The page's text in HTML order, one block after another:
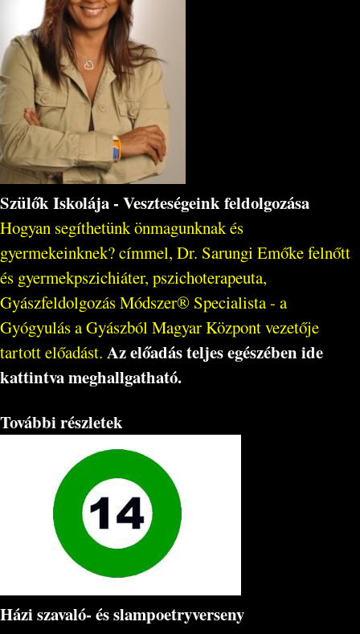
Szülők Iskolája - Veszteségeink feldolgozása
Hogyan segíthetünk önmagunknak és
gyermekeinknek? címmel, Dr. Sarungi Emőke felnőtt
és gyermekpszichiáter, pszichoterapeuta,
Gyászfeldolgozás Módszer® Specialista - a
Gyógyulás a Gyászból Magyar Központ vezetője
tartott előadást. Az előadás teljes egészében ide
kattintva meghallgatható.
További részletek
Házi szavaló- és slampoetryverseny